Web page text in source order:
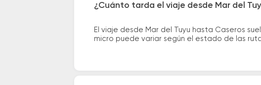
¿Cuánto tarda el viaje desde Mar del
El viaje desde Mar del Tuyu hasta Caseros
micro puede variar según el estado de las